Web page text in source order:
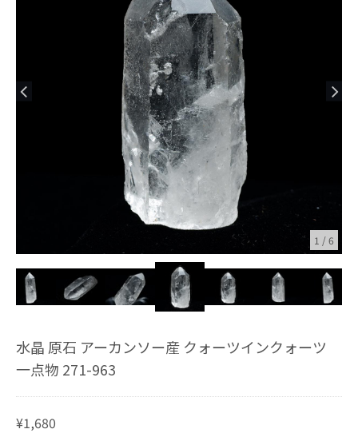
1 /6
水晶 原石 アーカンソー産 クォーツインクォーツ
一点物 271-963
¥1,680